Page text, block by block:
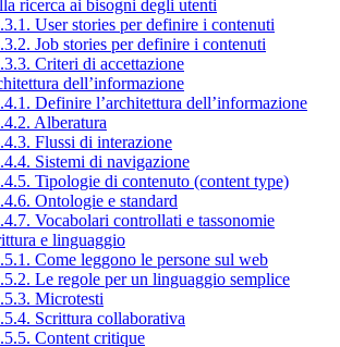
ricerca ai bisogni degli utenti
User stories per definire i contenuti
Job stories per definire i contenuti
Criteri di accettazione
dell’informazione
Definire l’architettura dell’informazione
Alberatura
Flussi di interazione
Sistemi di navigazione
Tipologie di contenuto (content type)
Ontologie e standard
Vocabolari controllati e tassonomie
e linguaggio
Come leggono le persone sul web
Le regole per un linguaggio semplice
Microtesti
Scrittura collaborativa
Content critique